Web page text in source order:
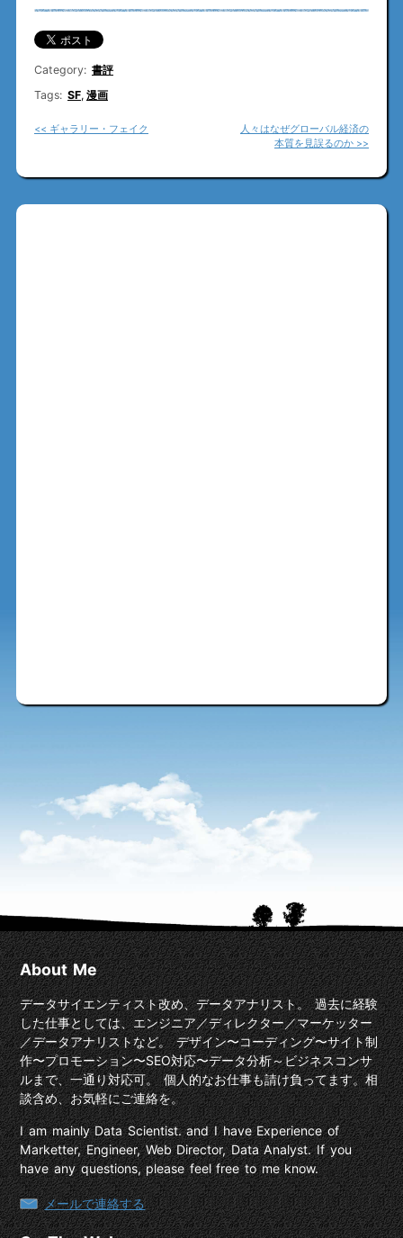
Category: 書評
Tags: SF, 漫画
<< ギャラリー・フェイク
人々はなぜグローバル経済の
本質を見誤るのか >>
About Me
データサイエンティスト改め、データアナリスト。 過去に経験
した仕事としては、エンジニア／ディレクター／マーケッター
／データアナリストなど。 デザイン〜コーディング〜サイト制
作〜プロモーション〜SEO対応〜データ分析～ビジネスコンサ
ルまで、一通り対応可。 個人的なお仕事も請け負ってます。相
談含め、お気軽にご連絡を。
I am mainly Data Scientist. and I have Experience of
Marketter, Engineer, Web Director, Data Analyst. If you
have any questions, please feel free to me know.
メールで連絡する